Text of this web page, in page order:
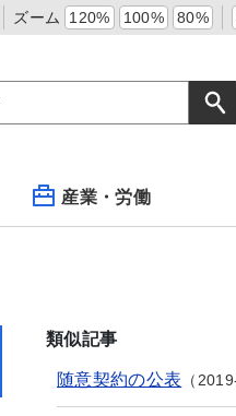
ズーム 120% 100% 80%
産業・労働
類似記事
随意契約の公表